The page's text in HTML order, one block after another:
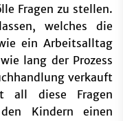
Fragen zu stellen.
welches die
ein Arbeitsalltag
lang der Prozess
verkauft
all diese Fragen
Kindern einen